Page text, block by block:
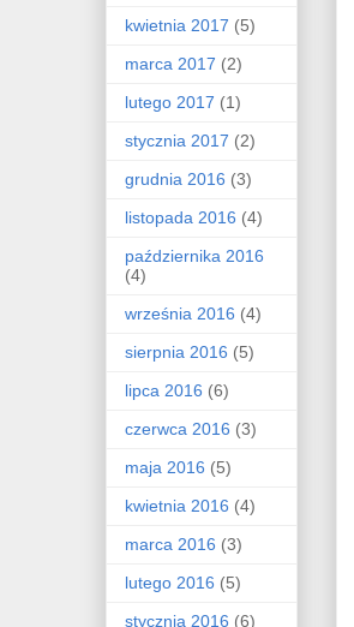
kwietnia 2017 (5)
marca 2017 (2)
lutego 2017 (1)
stycznia 2017 (2)
grudnia 2016 (3)
listopada 2016 (4)
października 2016
(4)
września 2016 (4)
sierpnia 2016 (5)
lipca 2016 (6)
czerwca 2016 (3)
maja 2016 (5)
kwietnia 2016 (4)
marca 2016 (3)
lutego 2016 (5)
stycznia 2016 (6)